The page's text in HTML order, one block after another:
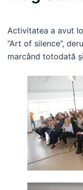
Activitatea a avut
”Art of silence”,
marcând totodată